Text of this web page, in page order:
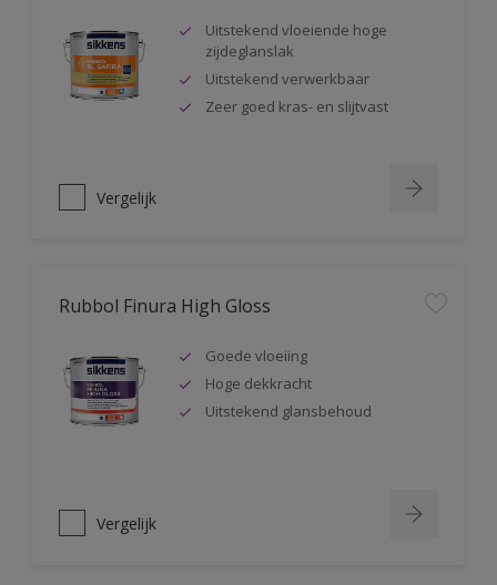
Uitstekend vloeiende hoge
zijdeglanslak
Uitstekend verwerkbaar
Zeer goed kras- en slijtvast
Vergelijk
Rubbol Finura High Gloss
Goede vloeiing
Hoge dekkracht
Uitstekend glansbehoud
Vergelijk